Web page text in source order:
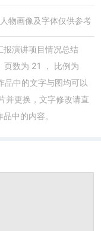
人物画像及字体仅供参考
报演讲项目情况总结
页数为 21
， 比例为
品中的文字与图均可以
并更换，文字修改请直
中的内容。